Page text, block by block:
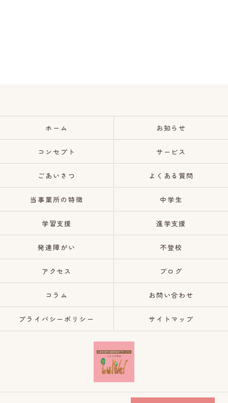
ホーム お知らせ
コンセプト サービス
ごあいさつ よくある質問
当事業所の特徴 中学生
学習支援 進学支援
発達障がい 不登校
アクセス ブログ
コラム お問い合わせ
プライバシーポリシー サイトマップ